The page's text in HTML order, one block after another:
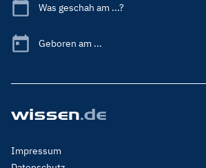
Was geschah am ...?
Geboren am ...
Footer
Impressum